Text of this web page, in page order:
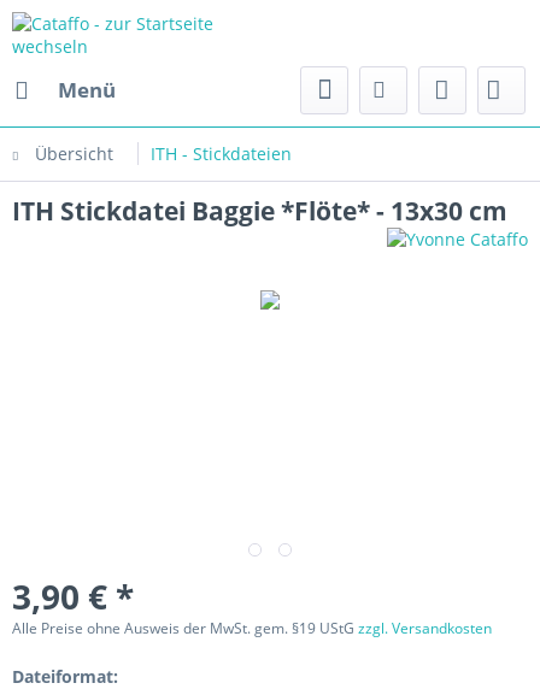
Menü
Übersicht ITH - Stickdateien
ITH Stickdatei Baggie *Flöte* - 13x30 cm
3,90 € *
Alle Preise ohne Ausweis der MwSt. gem. §19 UStG zzgl. Versandkosten
Dateiformat: